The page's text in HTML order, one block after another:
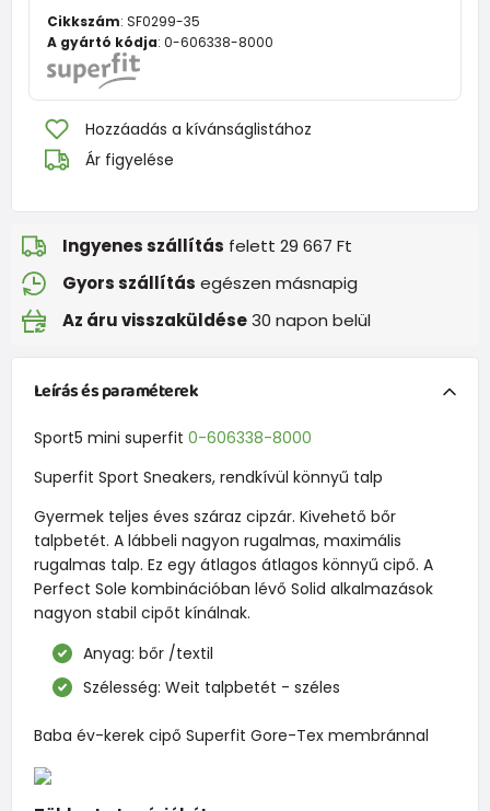
Cikkszám: SF0299-35
A gyártó kódja: 0-606338-8000
Hozzáadás a kívánságlistához
Ár figyelése
Ingyenes szállítás felett 29 667 Ft
Gyors szállítás egészen másnapig
Az áru visszaküldése30 napon belül
Leírás és paraméterek
Sport5 mini superfit 0-606338-8000
Superfit Sport Sneakers, rendkívül könnyű talp
Gyermek teljes éves száraz cipzár. Kivehető bőr
talpbetét. A lábbeli nagyon rugalmas, maximális
rugalmas talp. Ez egy átlagos átlagos könnyű cipő. A
Perfect Sole kombinációban lévő Solid alkalmazások
nagyon stabil cipőt kínálnak.
Anyag: bőr /textil
Szélesség: Weit talpbetét - széles
Baba év-kerek cipő Superfit Gore-Tex membránnal